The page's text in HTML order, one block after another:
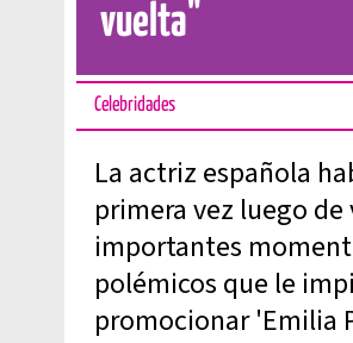
vuelta"
Celebridades
La actriz española
primera vez luego
importantes
polémicos que le
promocionar 'Emilia